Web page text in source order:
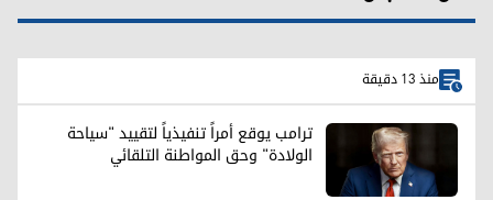
منذ 13 دقيقة
ترامب يوقع أمراً تنفيذياً لتقييد "سياحة
الولادة" وحق المواطنة التلقائي